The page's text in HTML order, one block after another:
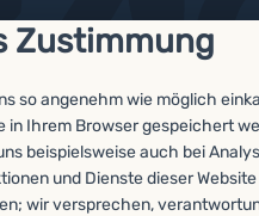
Zustimmung
so angenehm wie möglich
in Ihrem Browser gespeichert
beispielsweise auch bei
und Dienste dieser
wir versprechen,